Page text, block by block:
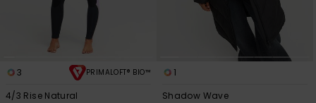
Kleding
3 PRIMALOFT® BIO™
4/3 Rise Natural
1
Shadow Wave